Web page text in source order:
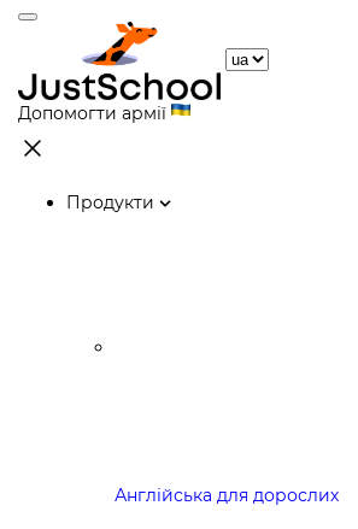
Допомогти армії
Продукти
Англійська для дорослих